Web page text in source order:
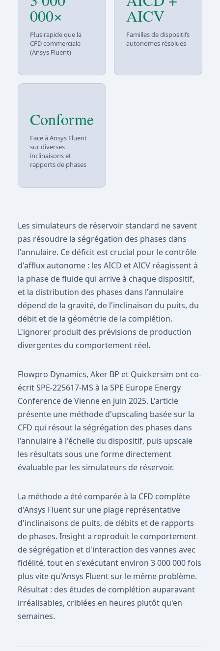
000×
Plus rapide que la
CFD commerciale
(Ansys Fluent)
AICV
Familles de dispositifs
autonomes résolues
Conforme
Face à Ansys Fluent
sur diverses
inclinaisons et
rapports de phases
Les simulateurs de réservoir standard ne savent
pas résoudre la ségrégation des phases dans
l'annulaire. Ce déficit est crucial pour le contrôle
d'afflux autonome : les AICD et AICV réagissent à
la phase de fluide qui arrive à chaque dispositif,
et la distribution des phases dans l'annulaire
dépend de la gravité, de l'inclinaison du puits, du
débit et de la géométrie de la complétion.
L'ignorer produit des prévisions de production
divergentes du comportement réel.
Flowpro Dynamics, Aker BP et Quickersim ont co-
écrit SPE-225617-MS à la SPE Europe Energy
Conference de Vienne en juin 2025. L'article
présente une méthode d'upscaling basée sur la
CFD qui résout la ségrégation des phases dans
l'annulaire à l'échelle du dispositif, puis upscale
les résultats sous une forme directement
évaluable par les simulateurs de réservoir.
La méthode a été comparée à la CFD complète
d'Ansys Fluent sur une plage représentative
d'inclinaisons de puits, de débits et de rapports
de phases. Insight a reproduit le comportement
de ségrégation et d'interaction des vannes avec
fidélité, tout en s'exécutant environ 3 000 000 fois
plus vite qu'Ansys Fluent sur le même problème.
Résultat : des études de complétion auparavant
irréalisables, criblées en heures plutôt qu'en
semaines.